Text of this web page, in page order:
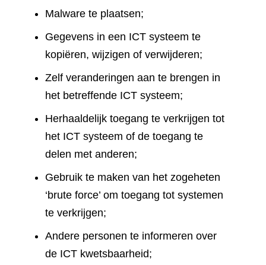
Malware te plaatsen;
Gegevens in een ICT systeem te
kopiëren, wijzigen of verwijderen;
Zelf veranderingen aan te brengen in
het betreffende ICT systeem;
Herhaaldelijk toegang te verkrijgen tot
het ICT systeem of de toegang te
delen met anderen;
Gebruik te maken van het zogeheten
‘brute force’ om toegang tot systemen
te verkrijgen;
Andere personen te informeren over
de ICT kwetsbaarheid;